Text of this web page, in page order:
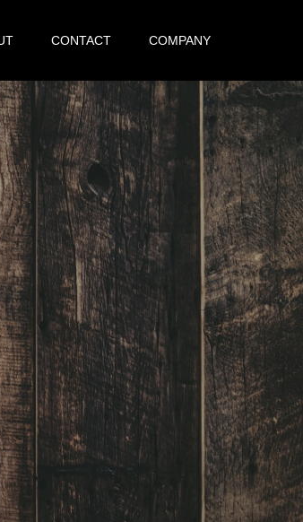
CONTACT COMPANY